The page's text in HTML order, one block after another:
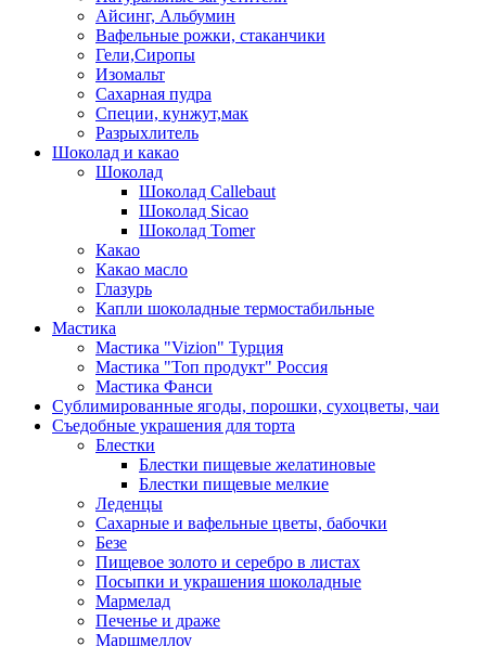
Айсинг, Альбумин
Вафельные рожки, стаканчики
Гели,Сиропы
Изомальт
Сахарная пудра
Специи, кунжут,мак
Разрыхлитель
Шоколад и какао
Шоколад
Шоколад Callebaut
Шоколад Sicao
Шоколад Tomer
Какао
Какао масло
Глазурь
Капли шоколадные термостабильные
Мастика
Мастика "Vizion" Турция
Мастика "Топ продукт" Россия
Мастика Фанси
Сублимированные ягоды, порошки, сухоцветы, чаи
Съедобные украшения для торта
Блестки
Блестки пищевые желатиновые
Блестки пищевые мелкие
Леденцы
Сахарные и вафельные цветы, бабочки
Безе
Пищевое золото и серебро в листах
Посыпки и украшения шоколадные
Мармелад
Печенье и драже
Маршмеллоу